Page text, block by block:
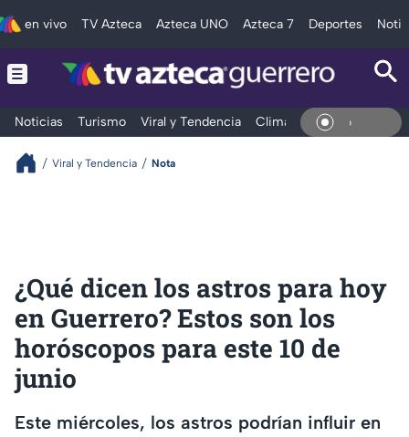
en vivo TV Azteca Azteca UNO Azteca 7 Deportes
Noticias Turismo Viral y Tendencia Clima Deportes En Vivo
Viral y Tendencia Nota
¿Qué dicen los astros para hoy
en Guerrero? Estos son los
horóscopos para este 10 de
junio
Este miércoles, los astros podrían influir en